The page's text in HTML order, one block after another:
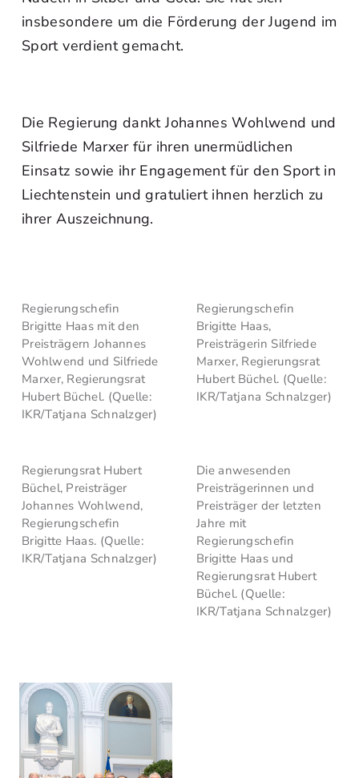
insbesondere um die Förderung der Jugend im
Sport verdient gemacht.
Die Regierung dankt Johannes Wohlwend und
Silfriede Marxer für ihren unermüdlichen
Einsatz sowie ihr Engagement für den Sport in
Liechtenstein und gratuliert ihnen herzlich zu
ihrer Auszeichnung.
Regierungschefin
Brigitte Haas mit den
Preisträgern Johannes
Wohlwend und Silfriede
Marxer, Regierungsrat
Hubert Büchel. (Quelle:
IKR/Tatjana Schnalzger)
Regierungschefin
Brigitte Haas,
Preisträgerin Silfriede
Marxer, Regierungsrat
Hubert Büchel. (Quelle:
IKR/Tatjana Schnalzger)
Regierungsrat Hubert
Büchel, Preisträger
Johannes Wohlwend,
Regierungschefin
Brigitte Haas. (Quelle:
IKR/Tatjana Schnalzger)
Die anwesenden
Preisträgerinnen und
Preisträger der letzten
Jahre mit
Regierungschefin
Brigitte Haas und
Regierungsrat Hubert
Büchel. (Quelle:
IKR/Tatjana Schnalzger)